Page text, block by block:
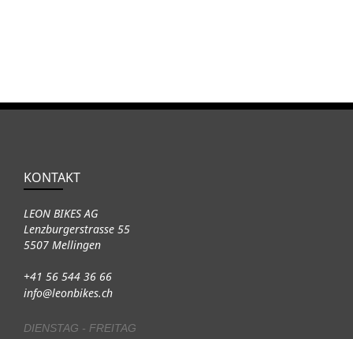
KONTAKT
LEON BIKES AG
Lenzburgerstrasse 55
5507 Mellingen
+41 56 544 36 66
info@leonbikes.ch
DIENSTAG - FREITAG